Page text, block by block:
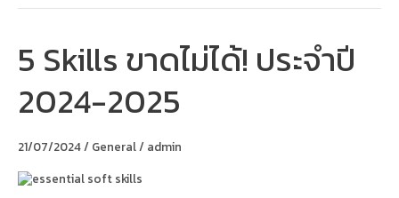
5 Skills ขาดไม่ได้! ประจำปี
2024-2025
21/07/2024/ General/ admin
Skills
ขาด
ไม่
ได้!
2024-